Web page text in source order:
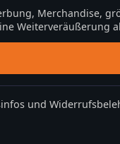
Merchandise,
Weiterveräußerung
und